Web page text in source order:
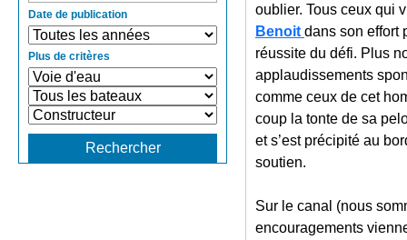
Date de publication
Plus de critères
oublier. Tous ceux qui
Benoit dans son effort
réussite du défi. Plus
applaudissements
comme ceux de cet
coup la tonte de sa
et s’est précipité au
soutien.
Sur le canal (nous
encouragements